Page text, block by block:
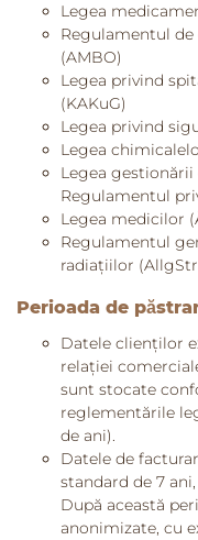
Legea
Regulamentul
(AMBO)
Legea privind
(KAKuG)
Legea privind
Legea
Legea
Regulamentul
Legea medicilor
Regulamentul
radiațiilor
Perioada de
Datele clienților
relației
sunt stocate
reglementările
de ani).
Datele de
standard de 7
După această
anonimizate, cu